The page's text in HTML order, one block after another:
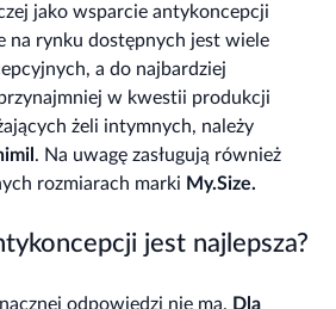
jako wsparcie antykoncepcji
na rynku dostępnych jest wiele
a do najbardziej
w kwestii produkcji
żeli intymnych, należy
. Na uwagę zasługują również
rozmiarach marki My.Size.
jest najlepsza?
odpowiedzi nie ma. Dla